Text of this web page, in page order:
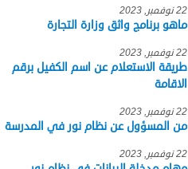
22 نوفمبر, 2023
ماهو برنامج واثق وزارة التجارة
22 نوفمبر, 2023
طريقة الاستعلام عن اسم الكفيل برقم
الاقامة
22 نوفمبر, 2023
من المسؤول عن نظام نور في المدرسة
22 نوفمبر, 2023